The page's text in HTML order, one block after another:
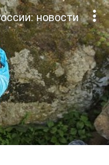

новости